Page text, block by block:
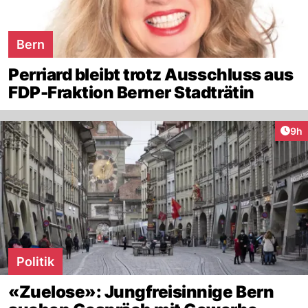
Bern
Perriard bleibt trotz Ausschluss aus
FDP-Fraktion Berner Stadträtin
9h
Politik
«Zuelose»: Jungfreisinnige Bern